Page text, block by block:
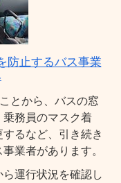
防止するバス事業
とから、バスの窓
務員のマスク着
るなど、引き続き
業者があります。
運行状況を確認し